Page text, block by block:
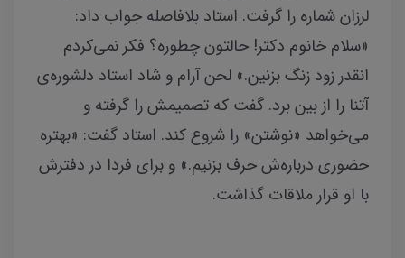
لرزان شماره را گرفت. استاد بلافاصله جواب داد:
«سلام خانوم دکتر! حالتون چطوره؟ فکر نمی‌کردم
انقدر زود زنگ بزنین.» لحن آرام و شاد استاد دلشوره‌ی
آتنا را از بین برد. گفت که تصمیمش را گرفته و
می‌خواهد «نوشتن» را شروع کند. استاد گفت: «بهتره
حضوری درباره‌ش حرف بزنیم.» و برای فردا در دفترش
با او قرار ملاقات گذاشت.